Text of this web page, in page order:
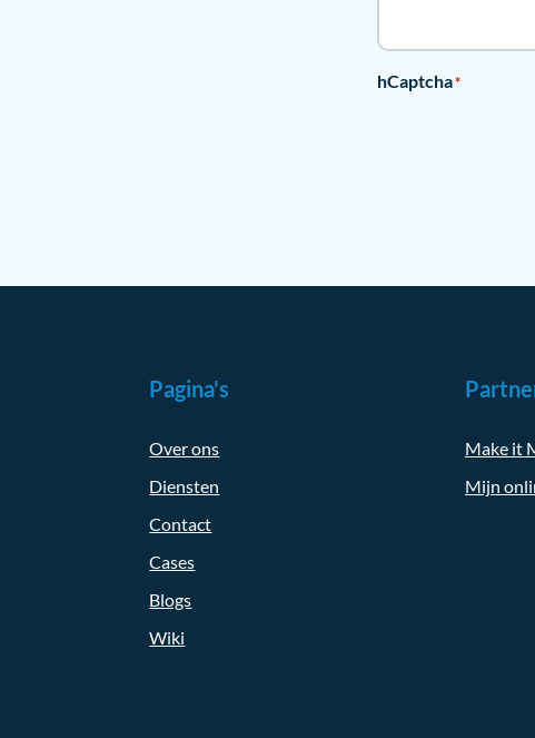
hCaptcha*
Pagina's
Over ons
Diensten
Contact
Cases
Blogs
Wiki
Make it
Mijn